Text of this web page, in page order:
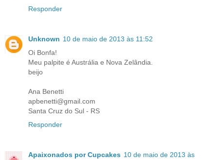
Responder
Unknown 10 de maio de 2013 às 11:52
Oi Bonfa!
Meu palpite é Austrália e Nova Zelândia.
beijo
Ana Benetti
apbenetti@gmail.com
Santa Cruz do Sul - RS
Responder
Apaixonados por Cupcakes 10 de maio de 2013 às